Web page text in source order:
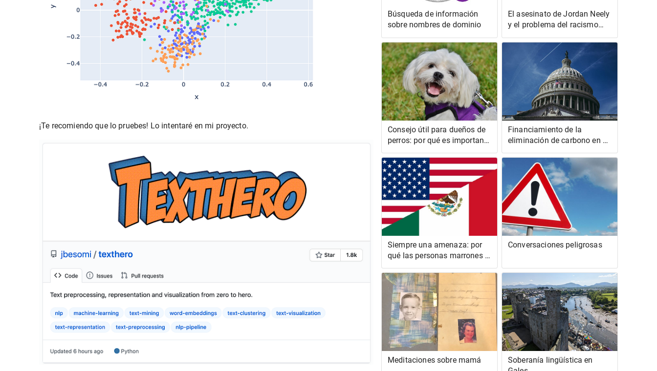
¡Te recomiendo que lo pruebes! Lo intentaré en mi proyecto.
Búsqueda de información
sobre nombres de dominio
El asesinato de Jordan Neely
y el problema del racismo
“patriótico”
Consejo útil para dueños de
perros: por qué es importante
dejar que su perro huela
mientras camina
Financiamiento de la
eliminación de carbono en el
año fiscal 24
Siempre una amenaza: por
qué las personas marrones y
negras no pueden sentirse
cómodas en los Estados
Unidos
Conversaciones peligrosas
Meditaciones sobre mamá
Soberanía lingüística en